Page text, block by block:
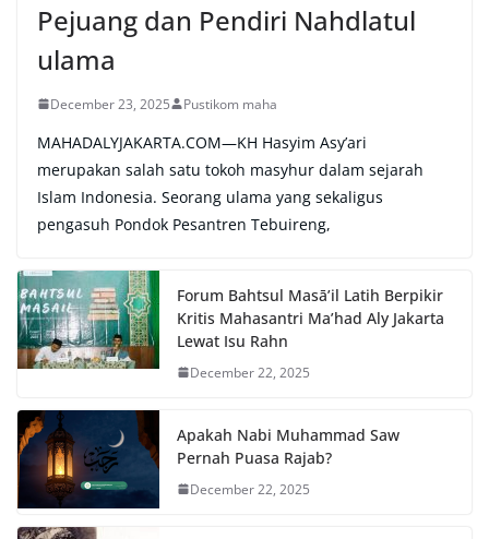
Pejuang dan Pendiri Nahdlatul
ulama
December 23, 2025 Pustikom maha
MAHADALYJAKARTA.COM—KH Hasyim Asy’ari
merupakan salah satu tokoh masyhur dalam sejarah
Islam Indonesia. Seorang ulama yang sekaligus
pengasuh Pondok Pesantren Tebuireng,
Forum Bahtsul Masā’il Latih Berpikir
Kritis Mahasantri Ma’had Aly Jakarta
Lewat Isu Rahn
December 22, 2025
Apakah Nabi Muhammad Saw
Pernah Puasa Rajab?
December 22, 2025